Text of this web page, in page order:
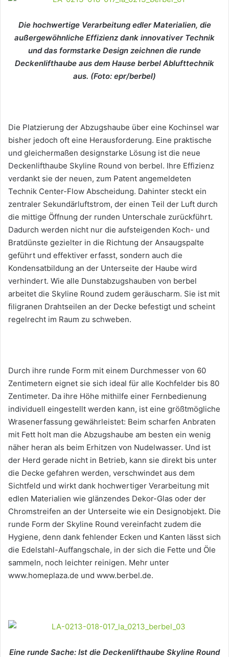
Die hochwertige Verarbeitung edler Materialien, die
außergewöhnliche Effizienz dank innovativer Technik
und das formstarke Design zeichnen die runde
Deckenlifthaube aus dem Hause berbel Ablufttechnik
aus. (Foto: epr/berbel)
Die Platzierung der Abzugshaube über eine Kochinsel war
bisher jedoch oft eine Herausforderung. Eine praktische
und gleichermaßen designstarke Lösung ist die neue
Deckenlifthaube Skyline Round von berbel. Ihre Effizienz
verdankt sie der neuen, zum Patent angemeldeten
Technik Center-Flow Abscheidung. Dahinter steckt ein
zentraler Sekundärluftstrom, der einen Teil der Luft durch
die mittige Öffnung der runden Unterschale zurückführt.
Dadurch werden nicht nur die aufsteigenden Koch- und
Bratdünste gezielter in die Richtung der Ansaugspalte
geführt und effektiver erfasst, sondern auch die
Kondensatbildung an der Unterseite der Haube wird
verhindert. Wie alle Dunstabzugshauben von berbel
arbeitet die Skyline Round zudem geräuscharm. Sie ist mit
filigranen Drahtseilen an der Decke befestigt und scheint
regelrecht im Raum zu schweben.
Durch ihre runde Form mit einem Durchmesser von 60
Zentimetern eignet sie sich ideal für alle Kochfelder bis 80
Zentimeter. Da ihre Höhe mithilfe einer Fernbedienung
individuell eingestellt werden kann, ist eine größtmögliche
Wrasenerfassung gewährleistet: Beim scharfen Anbraten
mit Fett holt man die Abzugshaube am besten ein wenig
näher heran als beim Erhitzen von Nudelwasser. Und ist
der Herd gerade nicht in Betrieb, kann sie direkt bis unter
die Decke gefahren werden, verschwindet aus dem
Sichtfeld und wirkt dank hochwertiger Verarbeitung mit
edlen Materialien wie glänzendes Dekor-Glas oder der
Chromstreifen an der Unterseite wie ein Designobjekt. Die
runde Form der Skyline Round vereinfacht zudem die
Hygiene, denn dank fehlender Ecken und Kanten lässt sich
die Edelstahl-Auffangschale, in der sich die Fette und Öle
sammeln, noch leichter reinigen. Mehr unter
www.homeplaza.de und www.berbel.de.
Eine runde Sache: Ist die Deckenlifthaube Skyline Round